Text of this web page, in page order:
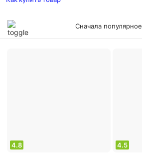
Сначала популярное
4.8 4.5